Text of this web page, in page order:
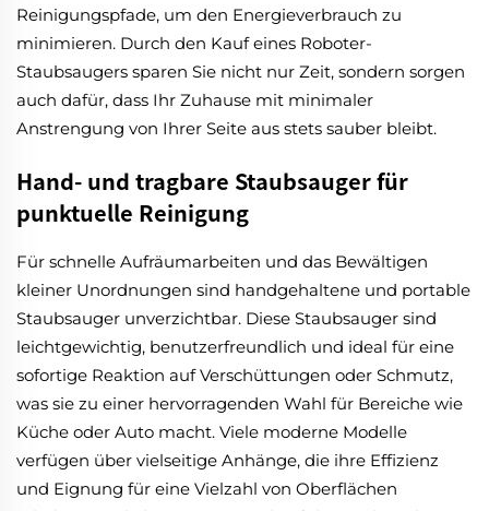
Reinigungspfade, um den Energieverbrauch zu
minimieren. Durch den Kauf eines Roboter-
Staubsaugers sparen Sie nicht nur Zeit, sondern sorgen
auch dafür, dass Ihr Zuhause mit minimaler
Anstrengung von Ihrer Seite aus stets sauber bleibt.
Hand- und tragbare Staubsauger für
punktuelle Reinigung
Für schnelle Aufräumarbeiten und das Bewältigen
kleiner Unordnungen sind handgehaltene und portable
Staubsauger unverzichtbar. Diese Staubsauger sind
leichtgewichtig, benutzerfreundlich und ideal für eine
sofortige Reaktion auf Verschüttungen oder Schmutz,
was sie zu einer hervorragenden Wahl für Bereiche wie
Küche oder Auto macht. Viele moderne Modelle
verfügen über vielseitige Anhänge, die ihre Effizienz
und Eignung für eine Vielzahl von Oberflächen